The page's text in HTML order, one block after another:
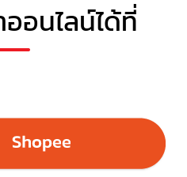
อนไลน์ได้ที่